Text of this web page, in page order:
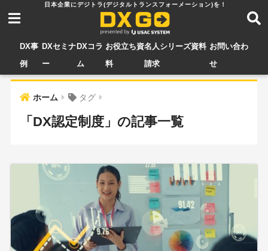
DX事
例
DXセミナ
ー
DXコラ
ム
お役立ち資
料
名人シリーズ資料
請求
お問い合わ
せ
ホーム タグ
「DX認定制度」の記事一覧